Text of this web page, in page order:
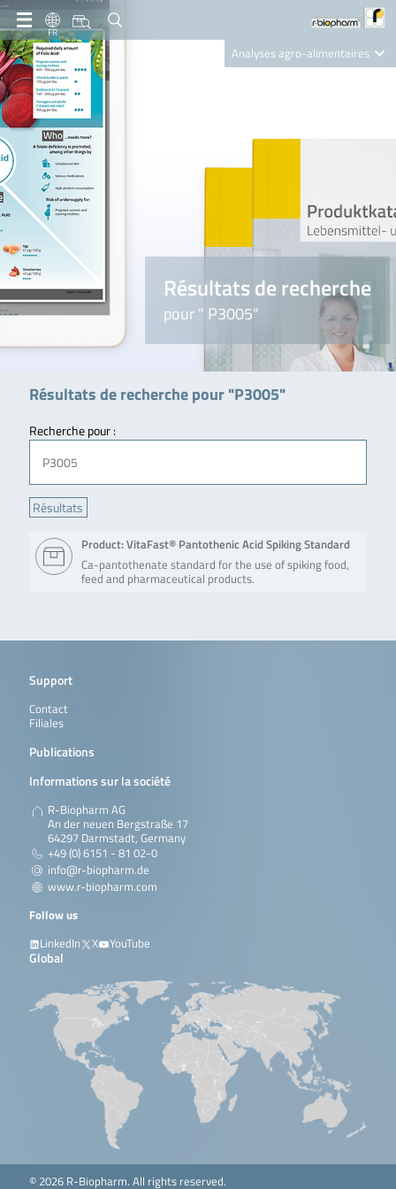
FR
Analyses agro-alimentaires
Nutrition Care
Résultats de recherche
pour " P3005"
Résultats de recherche pour "P3005"
Recherche pour :
Product: VitaFast® Pantothenic Acid Spiking Standard
Ca-pantothenate standard for the use of spiking food,
feed and pharmaceutical products.
Support
Contact
Filiales
Publications
Informations sur la société
R-Biopharm AG
An der neuen Bergstraße 17
64297 Darmstadt, Germany
+49 (0) 6151 - 81 02-0
info@r-biopharm.de
www.r-biopharm.com
Follow us
LinkedIn
X YouTube
Global
© 2026 R-Biopharm. All rights reserved.